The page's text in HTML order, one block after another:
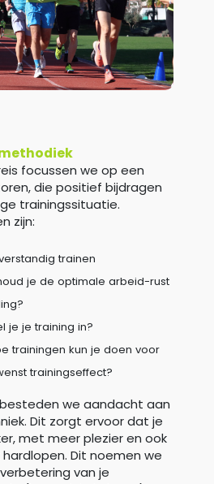
focussen we op een
die positief bijdragen
trainingssituatie.
zijn:
trainen
je de optimale arbeid-rust
je je training in?
trainingen kun je doen voor
trainingseffect?
we aandacht aan
Dit zorgt ervoor dat je
met meer plezier en ook
Dit noemen we
van je